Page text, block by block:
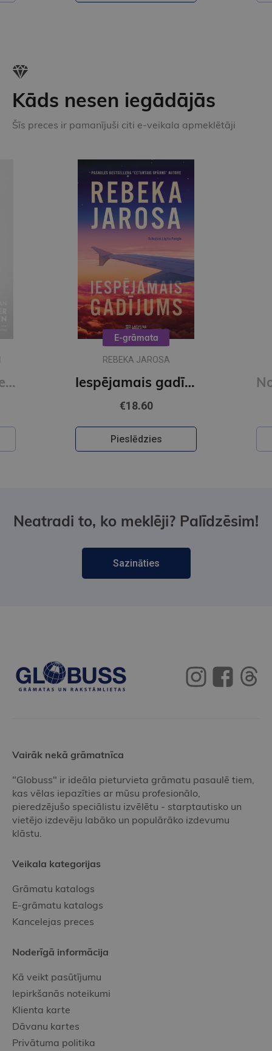
Kāds nesen iegādājās
Šīs preces ir pamanījuši citi e-veikala apmeklētāji
I Who Have Never Known Men (Vintage Classics)
E-grāmata
REBEKA JAROSA
Iespējamais gadījums (e-grāmata)
€18.60
Pieslēdzies
Neatradi to, ko meklēji? Palīdzēsim!
Sazināties
Vairāk nekā grāmatnīca
"Globuss" ir ideāla pieturvieta grāmatu pasaulē tiem,
kas vēlas iepazīties ar mūsu profesionālo,
pieredzējušo speciālistu izvēlētu - starptautisko un
vietējo izdevēju labāko un populārāko izdevumu
klāstu.
Veikala kategorijas
Grāmatu katalogs
E-grāmatu katalogs
Kancelejas preces
Noderīgā informācija
Kā veikt pasūtījumu
Iepirkšanās noteikumi
Klienta karte
Dāvanu kartes
Privātuma politika